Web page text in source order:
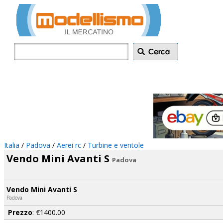
Italia / Padova / Aerei rc / Turbine e ventole
Vendo Mini Avanti S Padova
Vendo Mini Avanti S
Padova
Prezzo: €1400.00